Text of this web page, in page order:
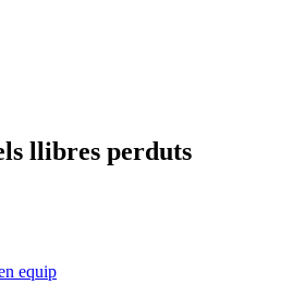
llibres perduts
equip